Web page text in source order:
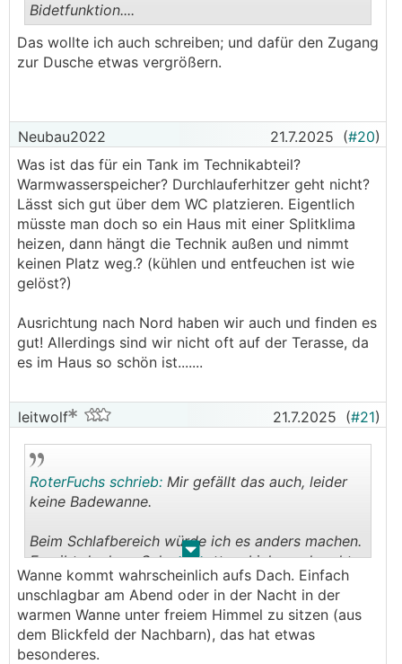
..
Bidetfunktion....
Das wollte ich auch schreiben; und dafür den Zugang
zur Dusche etwas vergrößern.
Neubau2022 21.7.2025 (#20)
Was ist das für ein Tank im Technikabteil?
Warmwasserspeicher? Durchlauferhitzer geht nicht?
Lässt sich gut über dem WC platzieren. Eigentlich
müsste man doch so ein Haus mit einer Splitklima
heizen, dann hängt die Technik außen und nimmt
keinen Platz weg.? (kühlen und entfeuchen ist wie
gelöst?)
Ausrichtung nach Nord haben wir auch und finden es
gut! Allerdings sind wir nicht oft auf der Terasse, da
es im Haus so schön ist.......
leitwolf 21.7.2025 (#21)
. .
RoterFuchs schrieb: Mir gefällt das auch, leider
keine Badewanne.
Beim Schlafbereich würde ich es anders machen.
Es gibt doch so Schrankbetten. Links und rechts
also Regale hin so breit wie das Schrankbett und
hoch hinaus.
Neben der Eingangstür ne 3er Couch. Tisch quer
und 2 Sessel mit halbhohem Rückenteil.
Wanne kommt wahrscheinlich aufs Dach. Einfach
unschlagbar am Abend oder in der Nacht in der
warmen Wanne unter freiem Himmel zu sitzen (aus
dem Blickfeld der Nachbarn), das hat etwas
besonderes.